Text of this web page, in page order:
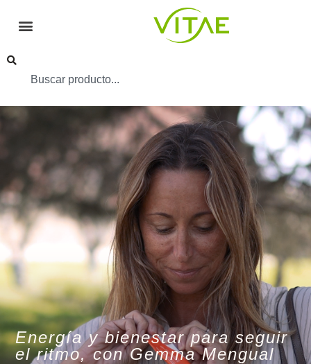
Energía y bienestar para seguir
el ritmo, con Gemma Mengual